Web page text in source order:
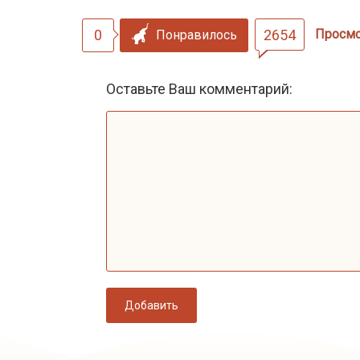
0 Понравилось 2654
Оставьте Ваш комментарий:
Добавить